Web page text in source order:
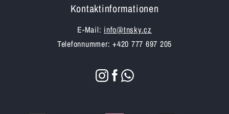
Kontaktinformationen
E-Mail: info@tnsky.cz
Telefonnummer: +420 777 697 205